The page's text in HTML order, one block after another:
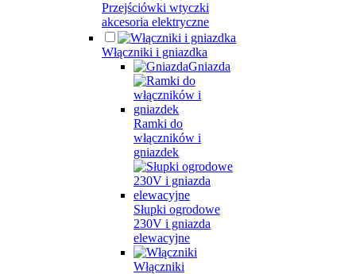
Przejściówki wtyczki
akcesoria elektryczne
Włączniki i gniazdka
Gniazda
Ramki do
włączników i
gniazdek
Słupki ogrodowe
230V i gniazda
elewacyjne
Włączniki